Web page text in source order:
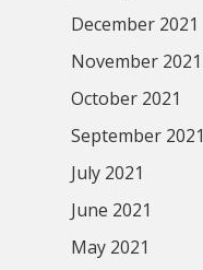
December 2021
November 2021
October 2021
September 2021
July 2021
June 2021
May 2021